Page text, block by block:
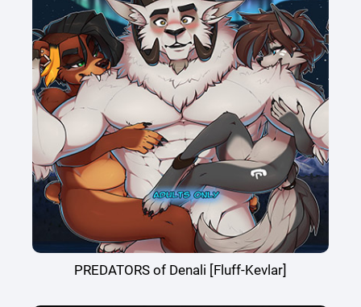
PREDATORS of Denali [Fluff-Kevlar]